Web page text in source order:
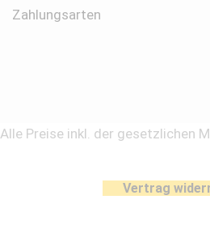
Zahlungsarten
Alle Preise inkl. der gesetzlichen
Vertrag